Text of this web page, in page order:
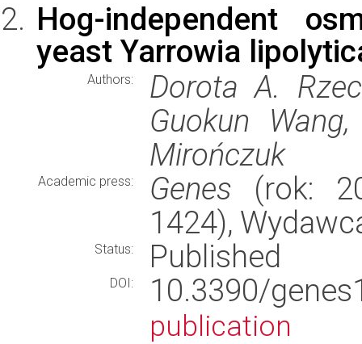
Hog-independent
yeast Yarrowia
Authors:
Dorota A.
Guokun
Mirończuk
Academic press: Genes (rok:
1424),
Status: Published
DOI: 10.3390/
publication